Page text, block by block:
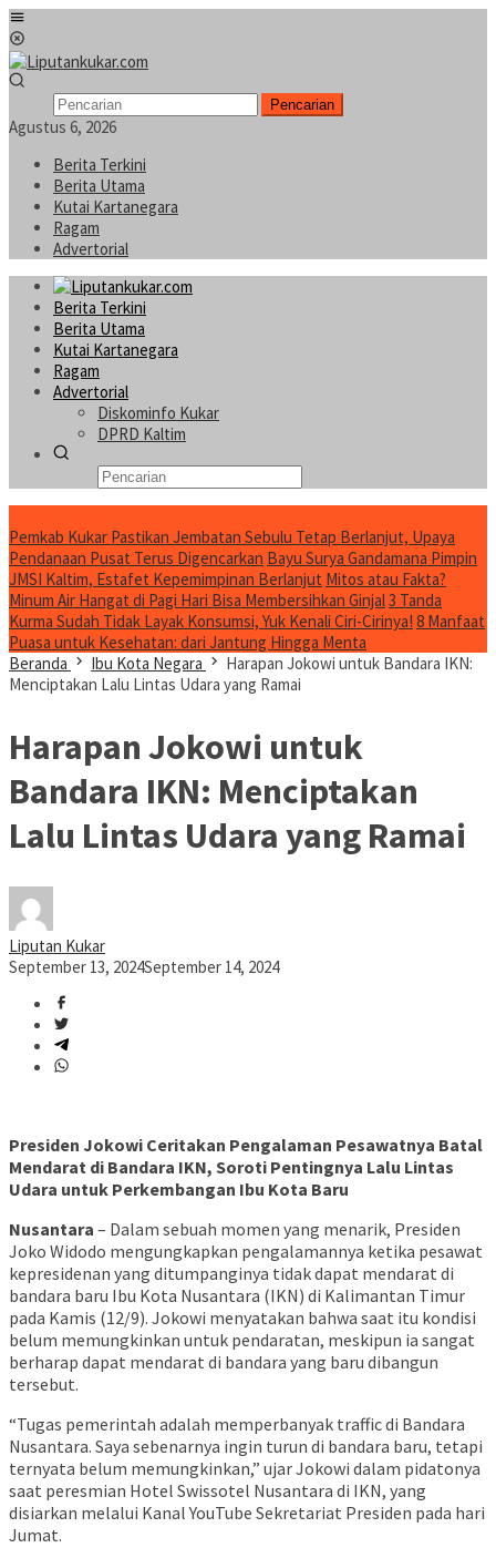
Loncat
ke
konten
Pencarian
Agustus 6, 2026
Berita Terkini
Berita Utama
Kutai Kartanegara
Ragam
Advertorial
Berita Terkini
Berita Utama
Kutai Kartanegara
Ragam
Advertorial
Diskominfo Kukar
DPRD Kaltim
Pemkab Kukar Pastikan Jembatan Sebulu Tetap Berlanjut, Upaya
Pendanaan Pusat Terus Digencarkan Bayu Surya Gandamana Pimpin
JMSI Kaltim, Estafet Kepemimpinan Berlanjut Mitos atau Fakta?
Minum Air Hangat di Pagi Hari Bisa Membersihkan Ginjal3 Tanda
Kurma Sudah Tidak Layak Konsumsi, Yuk Kenali Ciri-Cirinya! 8 Manfaat
Puasa untuk Kesehatan: dari Jantung Hingga Menta
Beranda
Ibu Kota Negara
Harapan Jokowi untuk Bandara IKN:
Menciptakan Lalu Lintas Udara yang Ramai
Harapan Jokowi untuk
Bandara IKN: Menciptakan
Lalu Lintas Udara yang Ramai
Liputan Kukar
September 13, 2024September 14, 2024
Presiden Jokowi Ceritakan Pengalaman Pesawatnya Batal
Mendarat di Bandara IKN, Soroti Pentingnya Lalu Lintas
Udara untuk Perkembangan Ibu Kota Baru
Nusantara – Dalam sebuah momen yang menarik, Presiden
Joko Widodo mengungkapkan pengalamannya ketika pesawat
kepresidenan yang ditumpanginya tidak dapat mendarat di
bandara baru Ibu Kota Nusantara (IKN) di Kalimantan Timur
pada Kamis (12/9). Jokowi menyatakan bahwa saat itu kondisi
belum memungkinkan untuk pendaratan, meskipun ia sangat
berharap dapat mendarat di bandara yang baru dibangun
tersebut.
“Tugas pemerintah adalah memperbanyak traffic di Bandara
Nusantara. Saya sebenarnya ingin turun di bandara baru, tetapi
ternyata belum memungkinkan,” ujar Jokowi dalam pidatonya
saat peresmian Hotel Swissotel Nusantara di IKN, yang
disiarkan melalui Kanal YouTube Sekretariat Presiden pada hari
Jumat.